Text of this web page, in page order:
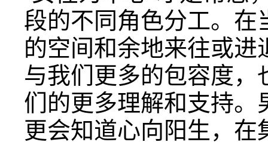
段的不同角色分工。在
的空间和余地来往或
与我们更多的包容度
们的更多理解和支持。
更会知道心向阳生，